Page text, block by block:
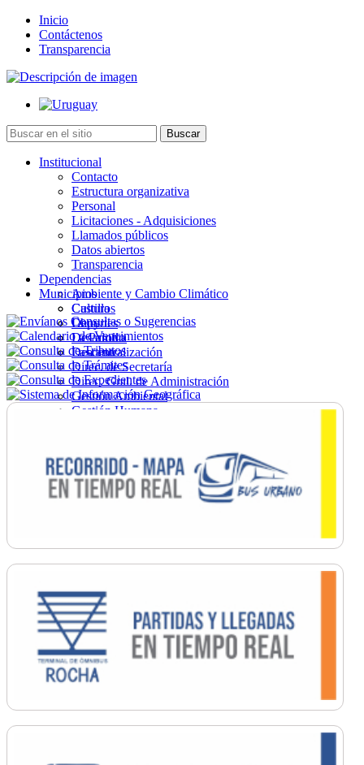
Inicio
Contáctenos
Transparencia
Institucional
Contacto
Estructura organizativa
Personal
Licitaciones - Adquisiciones
Llamados públicos
Datos abiertos
Transparencia
Dependencias
Ambiente y Cambio Climático
Cultura
Deportes
Desarrollo
Descentralización
Direc. de Secretaría
Direc. Gral. de Administración
Gestión Ambiental
Gestión Humana
Ordenamiento
Promoción Social
Salud
Secretaría General
Municipios
Castillos
Chuy
La Paloma
Lascano